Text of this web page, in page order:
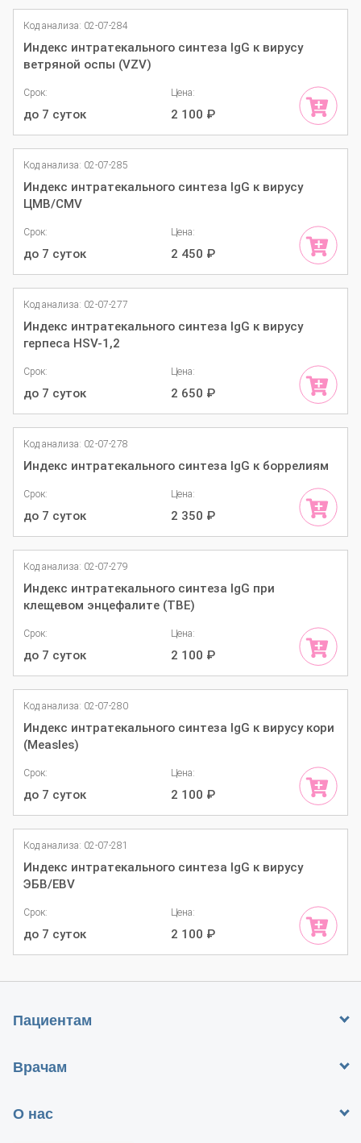
Код анализа: 02-07-284
Индекс интратекального синтеза IgG к вирусу
ветряной оспы (VZV)
Срок:
до 7 суток
Цена:
2 100 ₽
Код анализа: 02-07-285
Индекс интратекального синтеза IgG к вирусу
ЦМВ/CMV
Срок:
до 7 суток
Цена:
2 450 ₽
Код анализа: 02-07-277
Индекс интратекального синтеза IgG к вирусу
герпеса HSV-1,2
Срок:
до 7 суток
Цена:
2 650 ₽
Код анализа: 02-07-278
Индекс интратекального синтеза IgG к боррелиям
Срок:
до 7 суток
Цена:
2 350 ₽
Код анализа: 02-07-279
Индекс интратекального синтеза IgG при
клещевом энцефалите (TBE)
Срок:
до 7 суток
Цена:
2 100 ₽
Код анализа: 02-07-280
Индекс интратекального синтеза IgG к вирусу кори
(Measles)
Срок:
до 7 суток
Цена:
2 100 ₽
Код анализа: 02-07-281
Индекс интратекального синтеза IgG к вирусу
ЭБВ/EBV
Срок:
до 7 суток
Цена:
2 100 ₽
Пациентам
Врачам
О нас